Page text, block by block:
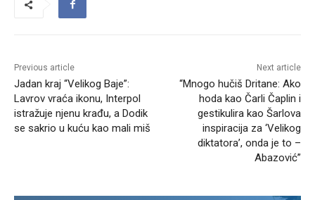
Previous article
Jadan kraj “Velikog Baje”:
Lavrov vraća ikonu, Interpol
istražuje njenu krađu, a Dodik
se sakrio u kuću kao mali miš
Next article
“Mnogo hučiš Dritane: Ako
hoda kao Čarli Čaplin i
gestikulira kao Šarlova
inspiracija za ‘Velikog
diktatora’, onda je to –
Abazović”